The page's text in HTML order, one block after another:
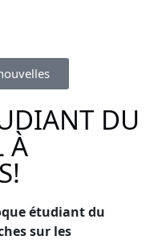
DU
À
étudiant du
sur les